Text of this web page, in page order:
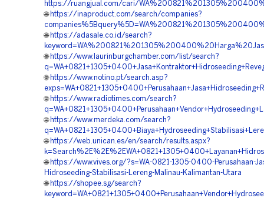
https://ruangjual.com/cari/
🌐 https://inaproduct.com/search/companies?
🌐 https://adasale.co.id/search?
🌐 https://www.laurinburgchamber.com/list/search?
🌐 https://www.notino.pt/search.asp?
🌐 https://www.radiotimes.com/search?
🌐 https://www.merdeka.com/search?
🌐 https://web.unican.es/en/search/results.aspx?
🌐 https://www.vives.org/?s=WA-0821-1305-0400-Perusahaan-
Hidroseeding-Stabilisasi-Lereng-Malinau-Kalimantan-Utara
🌐 https://shopee.sg/search?